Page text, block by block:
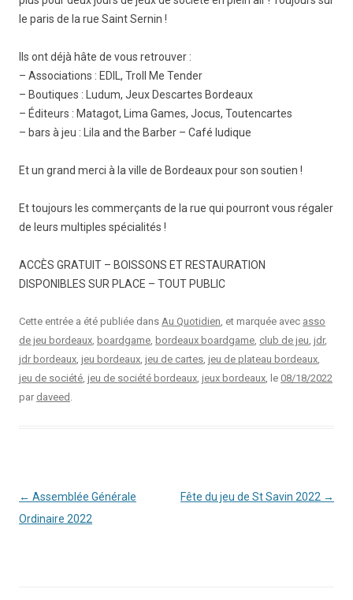
le paris de la rue Saint Sernin !
Ils ont déjà hâte de vous retrouver :
– Associations : EDIL, Troll Me Tender
– Boutiques : Ludum, Jeux Descartes Bordeaux
– Éditeurs : Matagot, Lima Games, Jocus, Toutencartes
– bars à jeu : Lila and the Barber – Café ludique
Et un grand merci à la ville de Bordeaux pour son soutien !
Et toujours les commerçants de la rue qui pourront vous régaler
de leurs multiples spécialités !
ACCÈS GRATUIT – BOISSONS ET RESTAURATION
DISPONIBLES SUR PLACE – TOUT PUBLIC
Cette entrée a été publiée dans Au Quotidien , et marquée avec asso
de jeu bordeaux boardgame bordeaux boardgame club de jeu jdr,
jdr bordeaux jeu bordeaux jeu de cartes jeu de plateau bordeaux
jeu de société jeu de société bordeaux jeux bordeaux , le 08/18/2022
par daveed
Navigation
des
← Assemblée Générale
Ordinaire 2022
Fête du jeu de St Savin 2022 →